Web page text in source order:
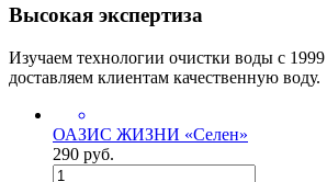
Высокая экспертиза
Изучаем технологии очистки воды с
доставляем клиентам качественную воду.
ОАЗИС ЖИЗНИ «Селен»
290 руб.